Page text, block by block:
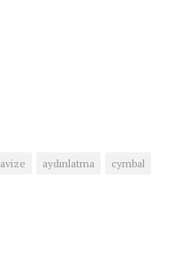
avize aydınlatma
cymbal